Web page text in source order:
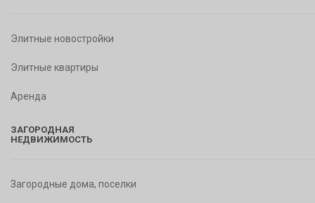
Элитные новостройки
Элитные квартиры
Аренда
ЗАГОРОДНАЯ
НЕДВИЖИМОСТЬ
Загородные дома, поселки